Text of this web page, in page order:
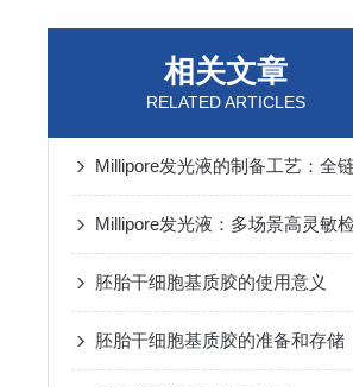
相关文章
RELATED ARTICLES
胚胎干细胞基质胶的使用意义
胚胎干细胞基质胶的准备和存储